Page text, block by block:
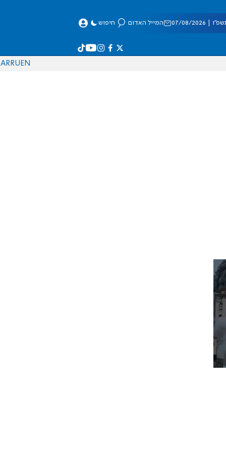
08/2026 המייל האדום חיפוש
EN
RU
AR